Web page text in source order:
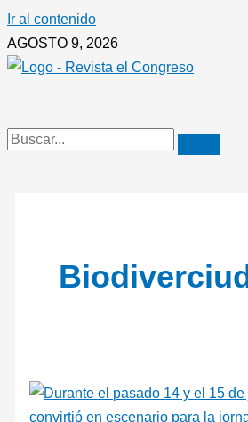
Ir al contenido
AGOSTO 9, 2026